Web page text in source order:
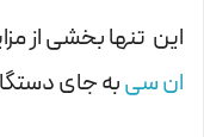
این تنها بخشی از
ان سیبه جای